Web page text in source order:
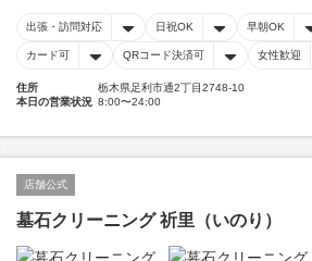
出張・訪問対応 日祝OK 早朝OK
カード可 QRコード決済可 女性歓迎
住所
栃木県足利市通2丁目2748-10
本日の営業状況 8:00〜24:00
店舗公式
墓石クリーニング 祈里（いのり）